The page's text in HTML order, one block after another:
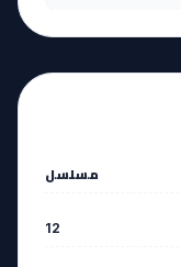
آخر حلقة 🔥
EP
مسلسل
12